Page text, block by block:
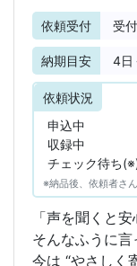
依頼受付 受
納期目安 4
依頼状況
申込中
収録中
チェック待ち
※納品後、依頼者さ
「声を聞くと安
そんなふうに言
今は “やさしく